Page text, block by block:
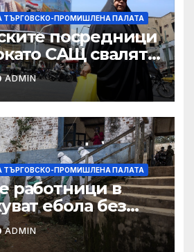
ТЪРГОВСКО-ПРОМИШЛЕНА ПАЛАТА
посредници
САЩ свалят
търси мир
ADMIN
ТЪРГОВСКО-ПРОМИШЛЕНА ПАЛАТА
работници в
ебола без
докато СЗО
ADMIN